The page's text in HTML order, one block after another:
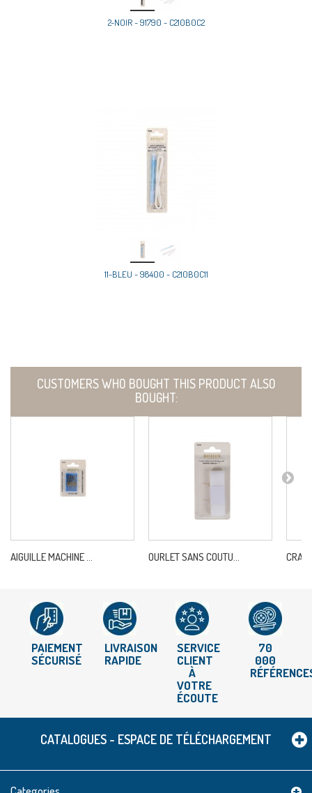
2-NOIR - 91790 - C210B0C2
11-BLEU - 98400 - C210B0C11
CUSTOMERS WHO BOUGHT THIS PRODUCT ALSO
BOUGHT:
AIGUILLE MACHINE ... OURLET SANS COUTU...
PAIEMENT
SÉCURISÉ
LIVRAISON
RAPIDE
SERVICE
CLIENT
À
VOTRE
ÉCOUTE
70
000
CATALOGUES - ESPACE DE TÉLÉCHARGEMENT